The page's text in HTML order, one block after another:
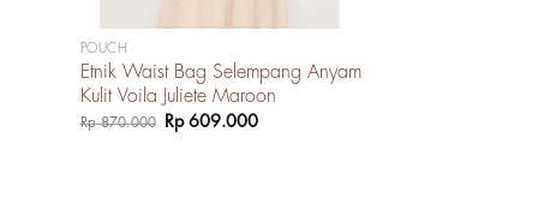
POUCH
Etnik Waist Bag Selempang Anyam
Kulit Voila Juliete Maroon
Rp870.000
Harga
aslinya
Rp609.000Harga